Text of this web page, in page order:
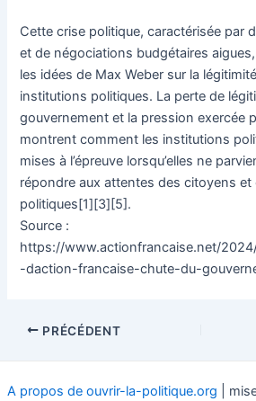
Cette crise politique, caractérisée par
et de négociations budgétaires
les idées de Max Weber sur la
institutions politiques. La perte de
gouvernement et la pression exercée
montrent comment les institutions
mises à l’épreuve lorsqu’elles ne
répondre aux attentes des citoyens et
politiques[1][3][5].
Source :
https://www.actionfrancaise.net/
-daction-francaise-chute-du-
NavigationPRÉCÉDENT
A propos de ouvrir-la-politique.org |